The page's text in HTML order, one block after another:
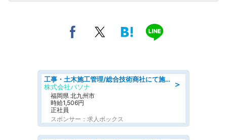
＞
工事・土木施工管理/総合技術商社にて施工管理のお仕事/即日勤務可/車通勤可/工事・土木施工管理/生産・品質管理
株式会社パソナ
福岡県 北九州市
時給1,506円
正社員
スポンサー：求人ボックス